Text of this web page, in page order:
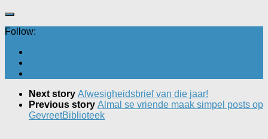
Follow:
Next story Afwesigheidsbrief van die jaar!
Previous story Almal se vriende maak simpel posts op
GevreetBiblioteek